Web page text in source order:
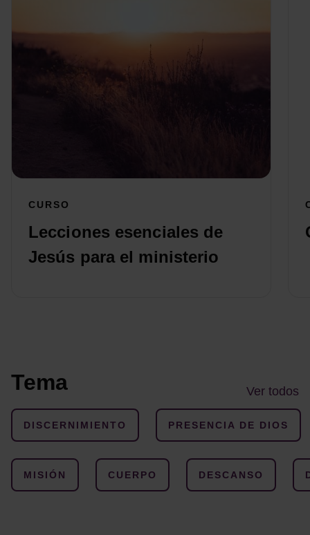
CURSO
Lecciones esenciales de
Jesús para el ministerio
Tema Ver todos
DISCERNIMIENTO PRESENCIA DE DIOS
MISIÓN CUERPO DESCANSO